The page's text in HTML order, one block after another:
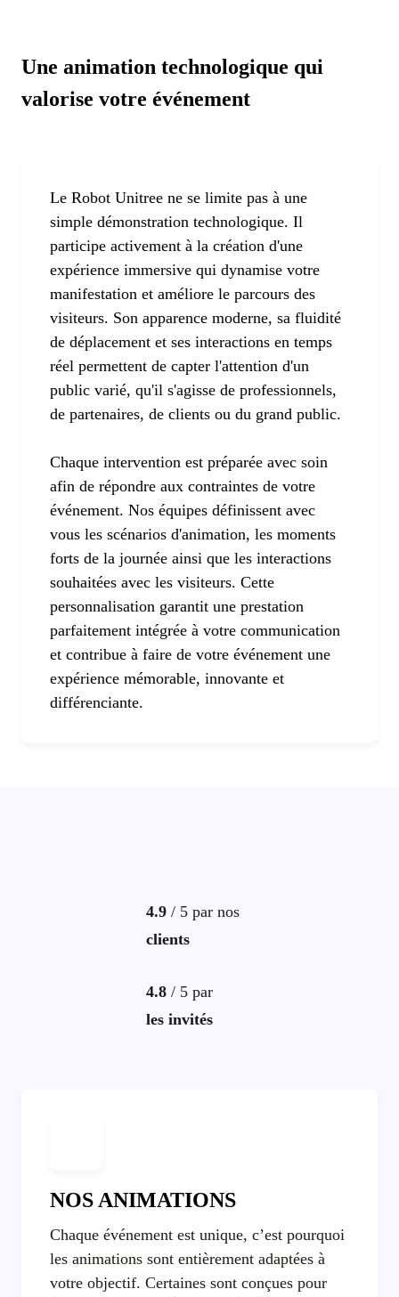
Une animation technologique qui
valorise votre événement
Le Robot Unitree ne se limite pas à une
simple démonstration technologique. Il
participe activement à la création d'une
expérience immersive qui dynamise votre
manifestation et améliore le parcours des
visiteurs. Son apparence moderne, sa fluidité
de déplacement et ses interactions en temps
réel permettent de capter l'attention d'un
public varié, qu'il s'agisse de professionnels,
de partenaires, de clients ou du grand public.
Chaque intervention est préparée avec soin
afin de répondre aux contraintes de votre
événement. Nos équipes définissent avec
vous les scénarios d'animation, les moments
forts de la journée ainsi que les interactions
souhaitées avec les visiteurs. Cette
personnalisation garantit une prestation
parfaitement intégrée à votre communication
et contribue à faire de votre événement une
expérience mémorable, innovante et
différenciante.
4.9 / 5 par nos
clients
4.8 / 5 par
les invités
NOS ANIMATIONS
Chaque événement est unique, c’est pourquoi
les animations sont entièrement adaptées à
votre objectif. Certaines sont conçues pour